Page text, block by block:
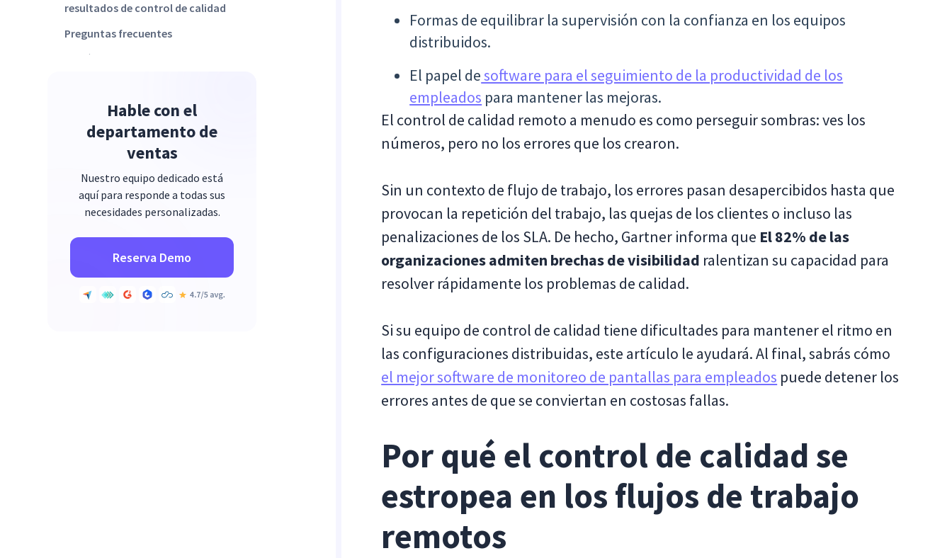
resultados de control de calidad
Preguntas frecuentes
¿Está preparado para reforzar el
Hable con el
departamento de
ventas
Nuestro equipo dedicado está
aquí para responde a todas sus
necesidades personalizadas.
Reserva Demo
Formas de equilibrar la supervisión con la confianza en los equipos
distribuidos.
El papel desoftware para el seguimiento de la productividad de los
empleados para mantener las mejoras.
El control de calidad remoto a menudo es como perseguir sombras: ves los
números, pero no los errores que los crearon.
Sin un contexto de flujo de trabajo, los errores pasan desapercibidos hasta que
provocan la repetición del trabajo, las quejas de los clientes o incluso las
penalizaciones de los SLA. De hecho, Gartner informa que El 82% de las
organizaciones admiten brechas de visibilidad ralentizan su capacidad para
resolver rápidamente los problemas de calidad.
Si su equipo de control de calidad tiene dificultades para mantener el ritmo en
las configuraciones distribuidas, este artículo le ayudará. Al final, sabrás cómo
el mejor software de monitoreo de pantallas para empleados puede detener los
errores antes de que se conviertan en costosas fallas.
Por qué el control de calidad se
estropea en los flujos de trabajo
remotos